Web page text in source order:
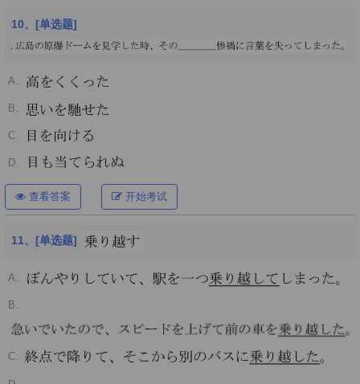
10、[单选题]
A.
B.
C.
D.
查看答案 开始考试
11、[单选题]
A.
B.
C.